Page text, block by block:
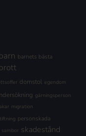
barnets bästa
domstol egendom
gärningsperson
migration
personskada
sambor skadestånd